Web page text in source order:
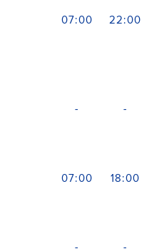
07:00 22:00
- -
07:00 18:00
- -